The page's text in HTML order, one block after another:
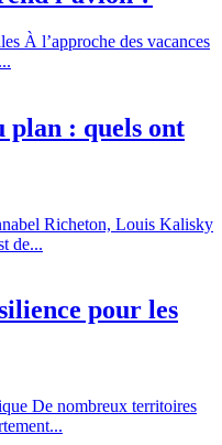
À l’approche des vacances
plan : quels ont
Richeton, Louis Kalisky
de...
pour les
De nombreux territoires